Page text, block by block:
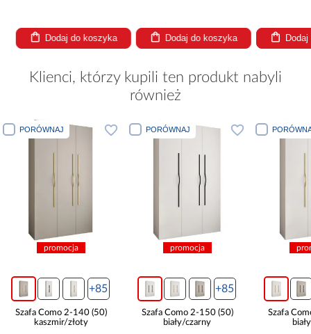
Dodaj do koszyka Dodaj do koszyka
Klienci, którzy kupili ten produkt nabyli
również
PORÓWNAJ
promocja
+85
Szafa Como 2-140 (50)
kaszmir/złoty
PORÓWNAJ
promocja
+85
Szafa Como 2-150 (50)
biały/czarny
Szafa